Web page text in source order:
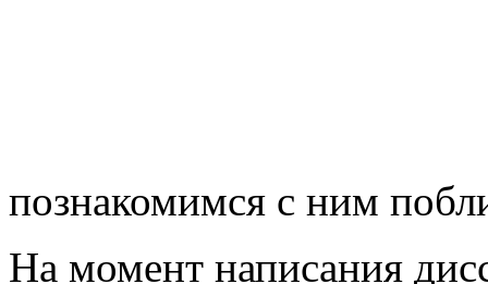
познакомимся с ним
На момент написания